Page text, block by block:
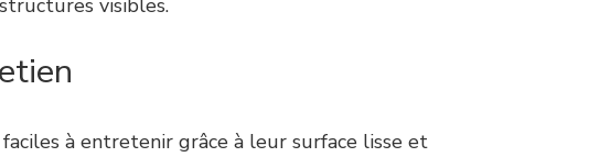
visibles.
à entretenir grâce à leur surface lisse et